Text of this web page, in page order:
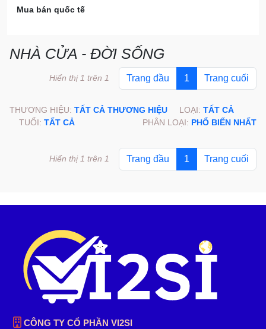
Mua bán quốc tế
NHÀ CỬA - ĐỜI SỐNG
Trang đầu 1 Trang cuối
Hiển thị 1 trên 1
THƯƠNG HIỆU: TẤT CẢ THƯƠNG HIỆU LOẠI: TẤT CẢ
TUỔI: TẤT CẢ PHÂN LOẠI: PHỔ BIẾN NHẤT
Trang đầu 1 Trang cuối
Hiển thị 1 trên 1
CÔNG TY CỔ PHẦN VI2SI